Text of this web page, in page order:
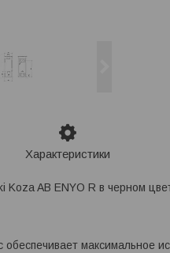
Характеристики
Koza AB ENYO R в черном
максимальное